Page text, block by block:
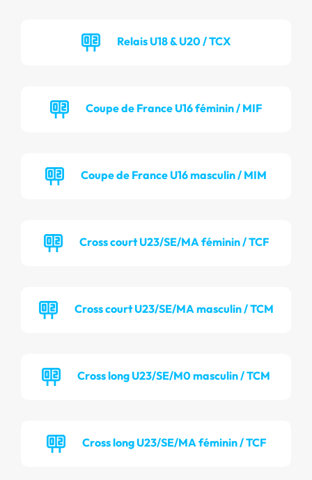
Relais U18 & U20 / TCX
Coupe de France U16 féminin / MIF
Coupe de France U16 masculin / MIM
Cross court U23/SE/MA féminin / TCF
Cross court U23/SE/MA masculin / TCM
Cross long U23/SE/M0 masculin / TCM
Cross long U23/SE/MA féminin / TCF